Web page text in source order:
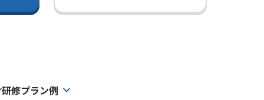
研修プラン例